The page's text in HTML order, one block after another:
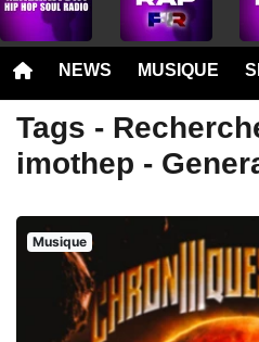
NEWS MUSIQUE
Tags -
imothep -
Musique